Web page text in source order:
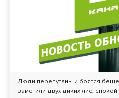
Люди перепуганы и боятся
заметили двух диких лис,